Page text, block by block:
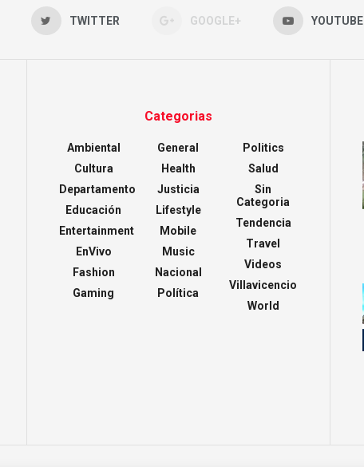
TWITTER GOOGLE+ YOUTUBE
Categorias
Ambiental
Cultura
Departamento
Educación
Entertainment
EnVivo
Fashion
Gaming
General
Health
Justicia
Lifestyle
Mobile
Music
Nacional
Política
Politics
Salud
Sin
Categoria
Tendencia
Travel
Videos
Villavicencio
World